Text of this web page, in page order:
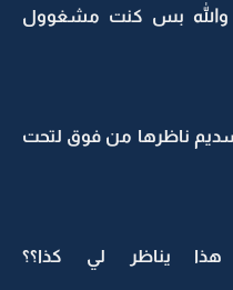
والله بس كنت مشغوول
ناظرها من فوق لتحت
هذا يناظر لي كذا؟؟